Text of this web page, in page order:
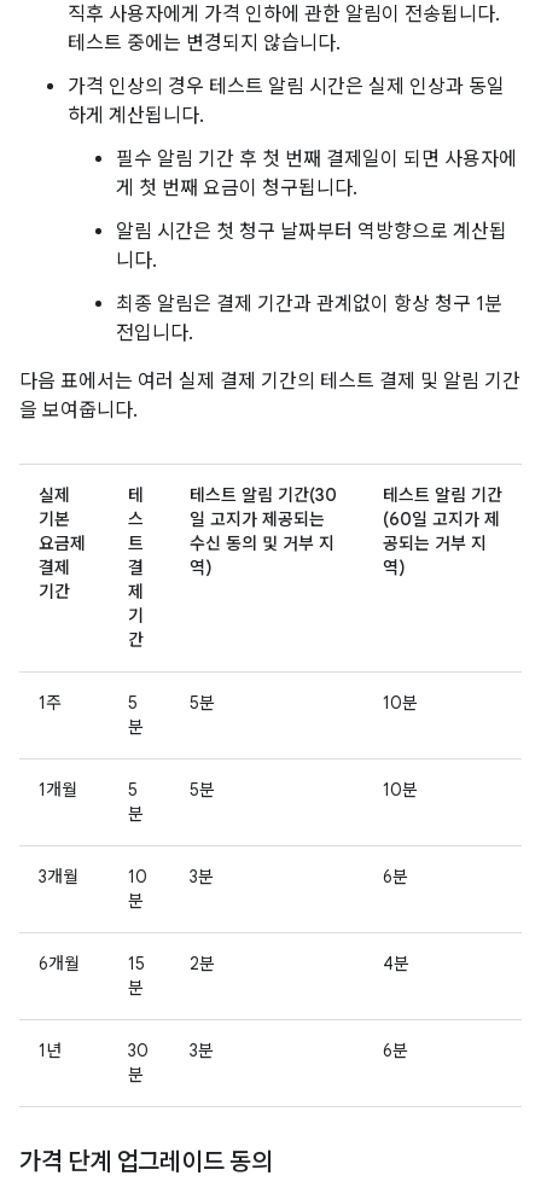
직후 사용자에게 가격 인하에 관한 알림이 전송됩니다.
테스트 중에는 변경되지 않습니다.
가격 인상의 경우 테스트 알림 시간은 실제 인상과 동일
하게 계산됩니다.
필수 알림 기간 후 첫 번째 결제일이 되면 사용자에
게 첫 번째 요금이 청구됩니다.
알림 시간은 첫 청구 날짜부터 역방향으로 계산됩
니다.
최종 알림은 결제 기간과 관계없이 항상 청구 1분
전입니다.
다음 표에서는 여러 실제 결제 기간의 테스트 결제 및 알림 기간
을 보여줍니다.
실제
기본
요금제
결제
기간
테
스
트
결
제
기
간
테스트 알림 기간(30
일 고지가 제공되는
수신 동의 및 거부 지
역)
테스트 알림 기간
(60일 고지가 제
공되는 거부 지
역)
1주
5
분
5분 10분
1개월
5
분
5분 10분
3개월
10
분
3분 6분
6개월
15
분
2분 4분
1년
30
분
3분 6분
가격 단계 업그레이드 동의